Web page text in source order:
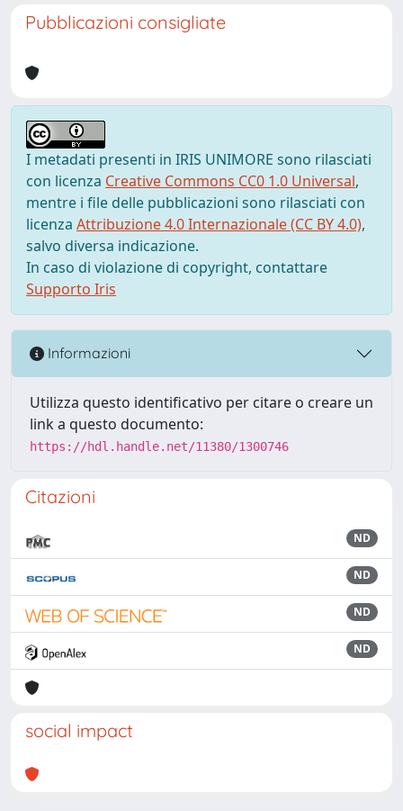
Pubblicazioni consigliate
I metadati presenti in IRIS UNIMORE sono rilasciati
con licenza Creative Commons CC0 1.0 Universal,
mentre i file delle pubblicazioni sono rilasciati con
licenza Attribuzione 4.0 Internazionale (CC BY 4.0),
salvo diversa indicazione.
In caso di violazione di copyright, contattare
Supporto Iris
Informazioni
Utilizza questo identificativo per citare o creare un
link a questo documento:
https://hdl.handle.net/11380/1300746
Citazioni
ND
ND
ND
ND
social impact